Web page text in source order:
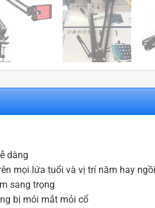
dàng
mọi lứa tuổi và vị trí năm hay
sang trọng
bị mỏi mắt mỏi cổ